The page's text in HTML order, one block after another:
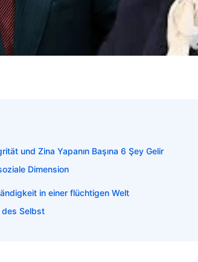
und Zina Yapanın Başına 6 Şey Gelir
Dimension
in einer flüchtigen Welt
des Selbst